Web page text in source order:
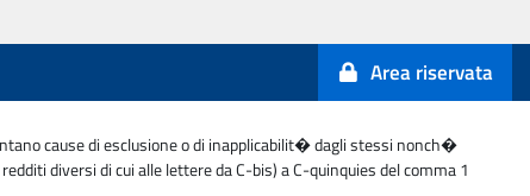
Agenzia
Entrate-
Riscossione
Area riservata
cause di esclusione o di inapplicabilit� dagli stessi nonch�
diversi di cui alle lettere da C-bis) a C-quinquies del comma 1